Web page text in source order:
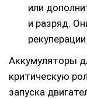
или
и разряд.
Аккумуляторы
критическую
запуска